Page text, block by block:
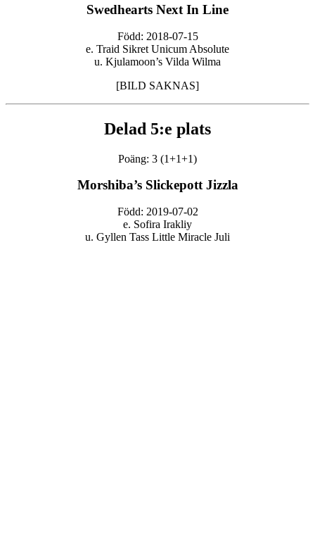
Swedhearts Next In Line
Född: 2018-07-15
e. Traid Sikret Unicum Absolute
u. Kjulamoon’s Vilda Wilma
[BILD SAKNAS]
Delad 5:e plats
Poäng: 3 (1+1+1)
Morshiba’s Slickepott Jizzla
Född: 2019-07-02
e. Sofira Irakliy
u. Gyllen Tass Little Miracle Juli